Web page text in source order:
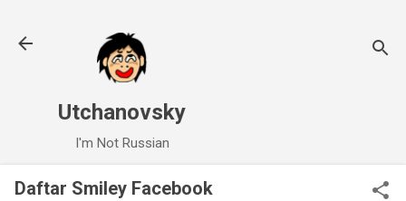
Utchanovsky
I'm Not Russian
Daftar Smiley Facebook